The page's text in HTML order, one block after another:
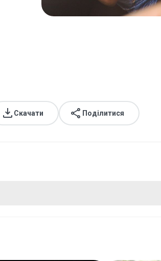
Скачати Поділитися